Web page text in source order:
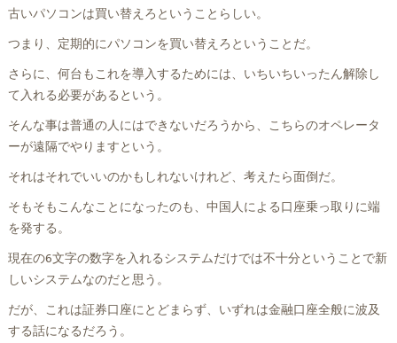
古いパソコンは買い替えろということらしい。
つまり、定期的にパソコンを買い替えろということだ。
さらに、何台もこれを導入するためには、いちいちいったん解除し
て入れる必要があるという。
そんな事は普通の人にはできないだろうから、こちらのオペレータ
ーが遠隔でやりますという。
それはそれでいいのかもしれないけれど、考えたら面倒だ。
そもそもこんなことになったのも、中国人による口座乗っ取りに端
を発する。
現在の6文字の数字を入れるシステムだけでは不十分ということで新
しいシステムなのだと思う。
だが、これは証券口座にとどまらず、いずれは金融口座全般に波及
する話になるだろう。